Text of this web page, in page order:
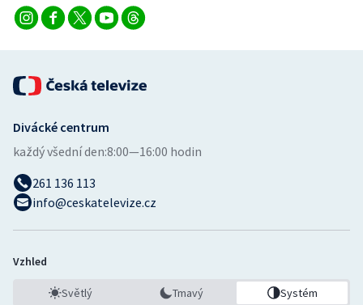
Divácké centrum
každý všední den:8:00—16:00 hodin
261 136 113
info@ceskatelevize.cz
Vzhled
Světlý Tmavý Systém